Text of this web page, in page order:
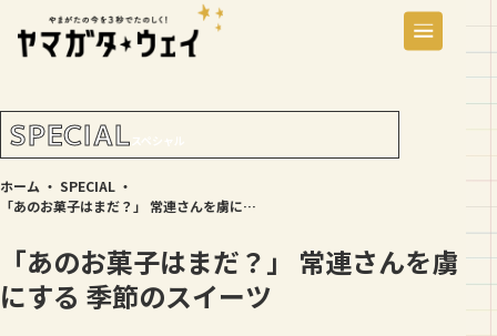
SPECIAL スペシャル
ホーム ・ SPECIAL ・
「あのお菓子はまだ？」 常連さんを虜にする 季節のスイーツ
「あのお菓子はまだ？」 常連さんを虜
にする 季節のスイーツ